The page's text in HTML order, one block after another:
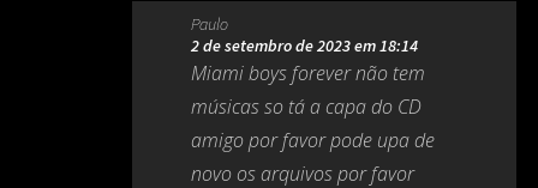
Paulo
2 de setembro de 2023 em 18:14
Miami boys forever não tem
músicas so tá a capa do CD
amigo por favor pode upa de
novo os arquivos por favor